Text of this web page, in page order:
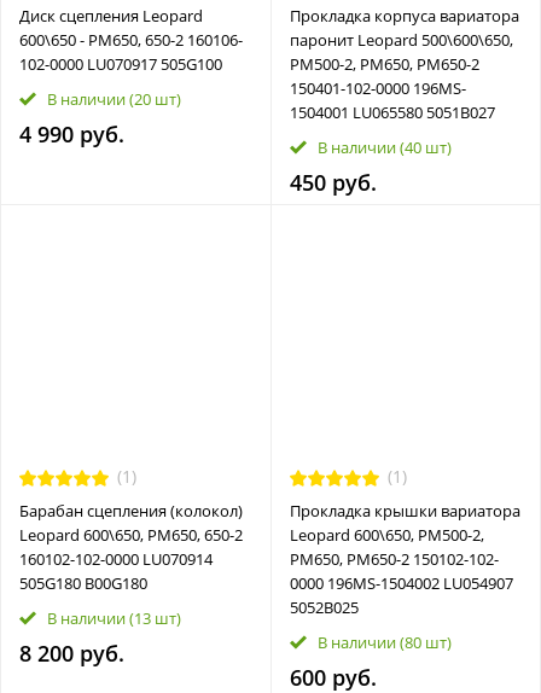
Диск сцепления Leopard
600\650 - РМ650, 650-2 160106-
102-0000 LU070917 505G100
В наличии(20 шт)
4 990 руб.
Прокладка корпуса вариатора
паронит Leopard 500\600\650,
РМ500-2, РМ650, РМ650-2
150401-102-0000 196MS-
1504001 LU065580 5051B027
В наличии(40 шт)
450 руб.
(1)
Барабан сцепления (колокол)
Leopard 600\650, РМ650, 650-2
160102-102-0000 LU070914
505G180 B00G180
В наличии(13 шт)
8 200 руб.
(1)
Прокладка крышки вариатора
Leopard 600\650, РМ500-2,
РМ650, РМ650-2 150102-102-
0000 196MS-1504002 LU054907
5052B025
В наличии(80 шт)
600 руб.